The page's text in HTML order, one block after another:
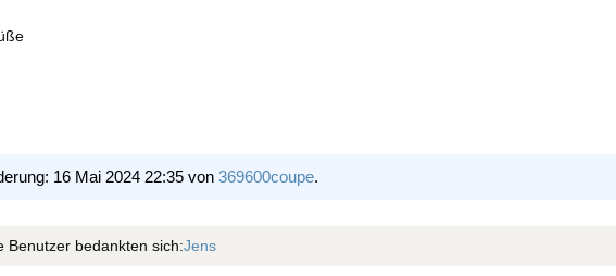
16 Mai 2024 22:35 von 369600coupe.
Benutzer bedankten sich:Jens